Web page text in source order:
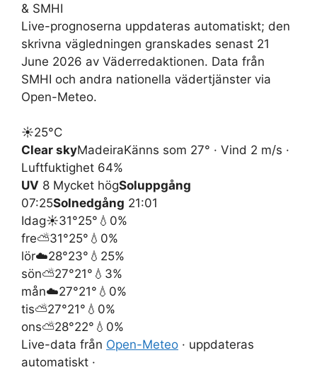
& SMHI
Live-prognoserna uppdateras automatiskt; den
skrivna vägledningen granskades senast 21
June 2026 av Väderredaktionen. Data från
SMHI och andra nationella vädertjänster via
Open-Meteo.
☀️25°C
Clear skyMadeiraKänns som 27° · Vind 2 m/s ·
Luftfuktighet 64%
UV 8 Mycket högSoluppgång
07:25Solnedgång 21:01
Idag☀️31°25° 💧0%
fre⛅31°25° 💧0%
lör☁️28°23° 💧25%
sön⛅27°21° 💧3%
mån☁️27°21° 💧0%
tis⛅27°21° 💧0%
ons⛅28°22° 💧0%
Live-data från Open-Meteo · uppdateras
automatiskt ·